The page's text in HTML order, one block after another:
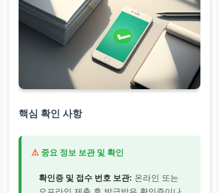
핵심 확인 사항
⚠️ 중요 정보 보관 및 확인
확인증 및 접수 번호 보관: 온라인 또는